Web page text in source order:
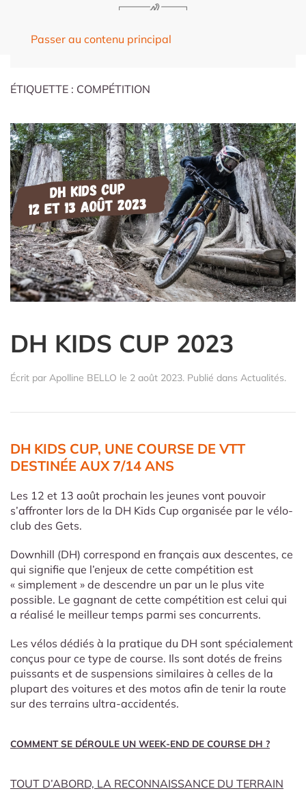
Passer au contenu principal
ÉTIQUETTE : COMPÉTITION
DH KIDS CUP 2023
Écrit par Apolline BELLO le 2 août 2023. Publié dans Actualités.
DH KIDS CUP, UNE COURSE DE VTT
DESTINÉE AUX 7/14 ANS
Les 12 et 13 août prochain les jeunes vont pouvoir
s’affronter lors de la DH Kids Cup organisée par le vélo-
club des Gets.
Downhill (DH) correspond en français aux descentes, ce
qui signifie que l’enjeux de cette compétition est
« simplement » de descendre un par un le plus vite
possible. Le gagnant de cette compétition est celui qui
a réalisé le meilleur temps parmi ses concurrents.
Les vélos dédiés à la pratique du DH sont spécialement
conçus pour ce type de course. Ils sont dotés de freins
puissants et de suspensions similaires à celles de la
plupart des voitures et des motos afin de tenir la route
sur des terrains ultra-accidentés.
COMMENT SE DÉROULE UN WEEK-END DE COURSE DH ?
TOUT D’ABORD, LA RECONNAISSANCE DU TERRAIN